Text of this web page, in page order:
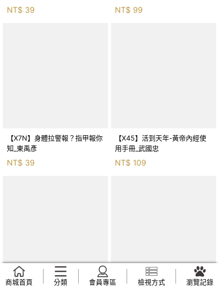
NT$ 39
洛普
NT$ 99
【X7N】身體拉警報？指甲報你
知_東禹彥
NT$ 39
【X45】活到天年-黃帝內經使
用手冊_武國忠
NT$ 109
商城首頁 分類 會員專區 檢視方式 瀏覽記錄